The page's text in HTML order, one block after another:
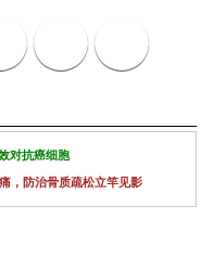
对抗癌细胞
，防治骨质疏松立竿见影